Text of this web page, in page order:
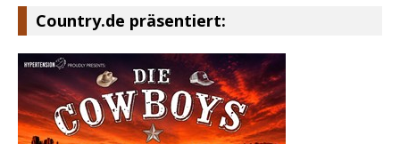
Country.de präsentiert: